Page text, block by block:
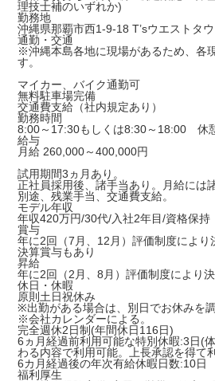
理技士補のいずれか)
勤務地
沖縄県那覇市西1-9-18 T’sウエストタ
通勤・交通
※沖縄本島各地に現場があるため、各
す。
マイカー、バイク通勤可
無料駐車場完備
交通費支給（社内規定あり）
勤務時間
8:00～17:30もしくは8:30～18:00 休
給与
月給 260,000～400,000円
試用期間3ヵ月あり。
正社員採用後、諸手当あり。月給には
別途、残業手当、交通費支給。
モデル年収
年収420万円/30代/入社2年目/資格保持
賞与
年に2回（7月、12月）評価制度によ
決算賞与もあり
昇給
年に2回（2月、8月）評価制度により
休日・休暇
原則土日祝休み
※出勤がある場合は、別日でお休みを調
※会社カレンダーによる。
完全週休2日制(年間休日116日)
6ヵ月経過前利用可能な特別休暇:3日(
わる内容で利用可能。上長承認を得て
6カ月経過後の年次有給休暇日数:10日
福利厚生